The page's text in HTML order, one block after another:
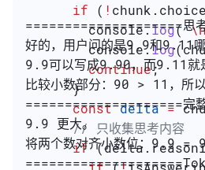
      if
( ! chunk .
        console
.log('
        console
.log(
        continue
;
      }
      const
delta =
      // 只收集思考内容
      if
(delta .
====================思
好的，用户问的是9.9和9.11
9.9可以写成9.90，而9.11就
比较小数部分：90 > 11，所
====================完
9.9 更大。
将两个数对齐小数位：9.9